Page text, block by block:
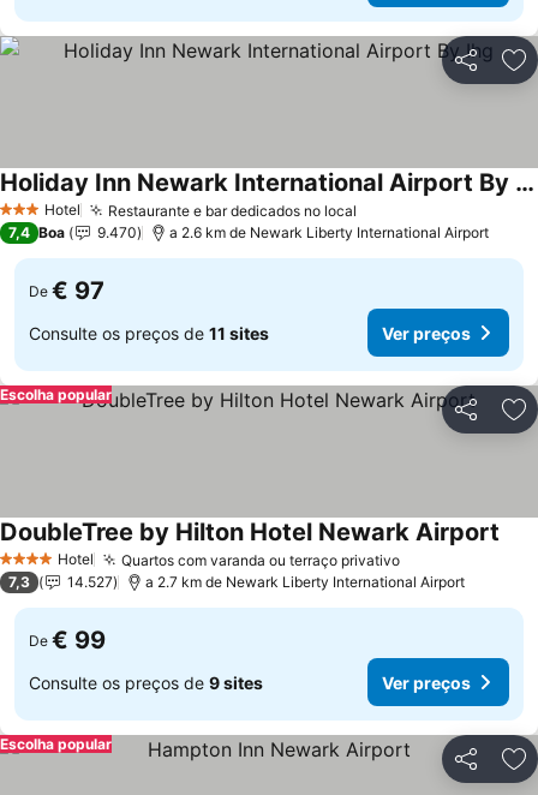
Partilhar
3 EstrelasHotel Restaurante e bar dedicados no local
Holiday Inn Newark International Airport By Ihg
7,4 Boa 9.470 a 2.6 km de Newark Liberty International Airport
De € 97
Consulte os preços de 11 sites Ver preços
Partilhar
Escolha popular
4 EstrelasHotel Quartos com varanda ou terraço privativo
DoubleTree by Hilton Hotel Newark Airport
7,3 14.527 a 2.7 km de Newark Liberty International Airport
De € 99
Consulte os preços de 9 sites Ver preços
Partilhar
Escolha popular